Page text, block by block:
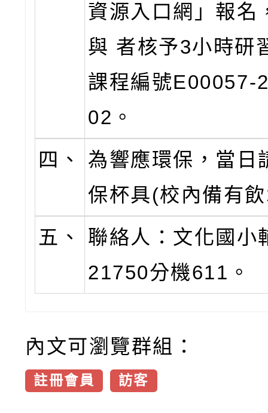
資源入口網」報名
與 者核予3小時研
課程編號E00057-
02。
四、
為響應環保，當日
保杯具(校內備有
五、
聯絡人：文化國小
21750分機611。
內文可瀏覽群組：
註冊會員 訪客